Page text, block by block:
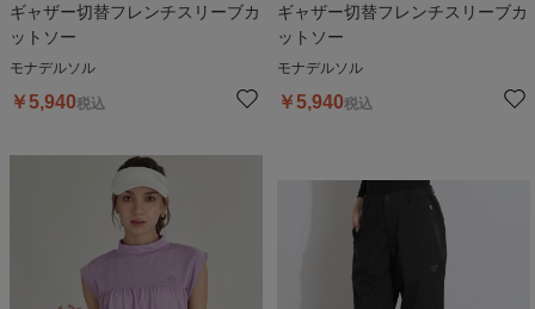
ギャザー切替フレンチスリーブカ
ットソー
モナデルソル
￥5,940税込
ギャザー切替フレンチスリーブカ
ットソー
モナデルソル
￥5,940税込